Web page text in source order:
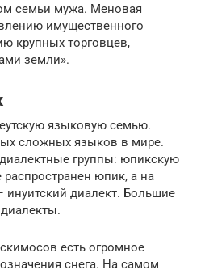
семьи мужа. Меновая
имущественного
крупных торговцев,
земли».
языковую семью.
сложных языков в мире.
группы: юпикскую
юпик, а на
инуитский диалект. Большие
есть огромное
снега. На самом